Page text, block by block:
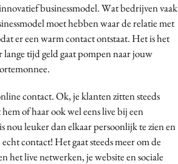
businessmodel. Wat bedrijven vaak
moet hebben waar de relatie met
er een warm contact ontstaat. Het is het
tijd geld gaat pompen naar jouw
contact. Ok, je klanten zitten steeds
of haar ook wel eens live bij een
nou leuker dan elkaar persoonlijk te zien en
contact! Het gaat steeds meer om de
het live netwerken, je website en sociale